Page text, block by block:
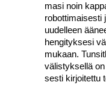
ma­si noin
robot­ti­mai­ses­ti
uudel­leen
hen­gi­tyk­se­si
mukaan.
välis­tyk­sel­lä
ses­ti kir­joi­tet­tu